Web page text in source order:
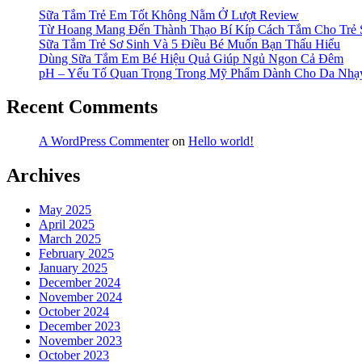
Sữa Tắm Trẻ Em Tốt Không Nằm Ở Lượt Review
Từ Hoang Mang Đến Thành Thạo Bí Kíp Cách Tắm Cho Trẻ
Sữa Tắm Trẻ Sơ Sinh Và 5 Điều Bé Muốn Bạn Thấu Hiểu
Dùng Sữa Tắm Em Bé Hiệu Quả Giúp Ngủ Ngon Cả Đêm
pH – Yếu Tố Quan Trọng Trong Mỹ Phẩm Dành Cho Da
Recent Comments
A WordPress Commenteron Hello world!
Archives
May 2025
April 2025
March 2025
February 2025
January 2025
December 2024
November 2024
October 2024
December 2023
November 2023
October 2023